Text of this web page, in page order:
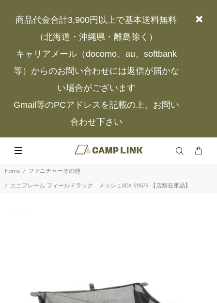
商品代金合計3,900円以上で基本送料無料
（北海道・沖縄県・離島除く）
キャリアメール（docomo、au、softbank
等）からのお問い合わせには返信が届かな
い場合がございます
Gmail等のPCアドレスを記載の上、お問い
合わせ下さい
Home
ファニチャーその他
ユニフレーム フィールドラック メッシュBOX 611678 【店舗在庫品】